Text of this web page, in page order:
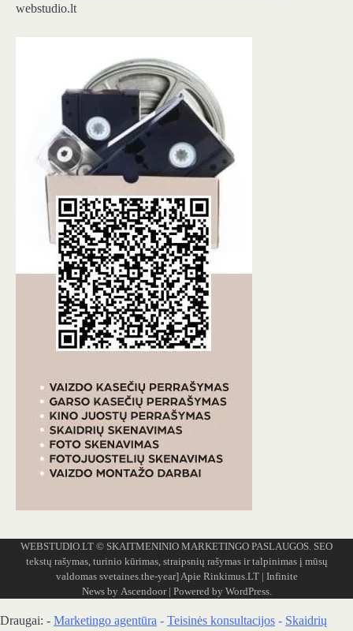
webstudio.lt
WEBSTUDIO.LT © SKAITMENINIO MARKETINGO PASLAUGOS. SEO
tekstų rašymas, turinio kūrimas, straipsnių rašymas ir talpinimas į mūsų
valdomas svetaines.the-year] Apie Rinkimus.LT| Infinite
News by Ascendoor| Powered by WordPress.
Draugai: - Marketingo agentūra - Teisinės konsultacijos - Skaidrių